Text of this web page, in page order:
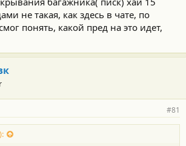
не такая, как здесь в чате, по
понять, какой пред на это идет,
#81